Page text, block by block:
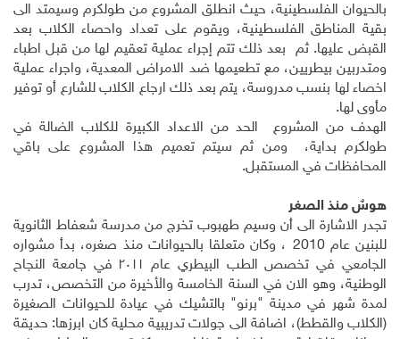
بالحيوان الفلسطينية، حيث انطلق المشروع من طولكرم وسيمتد الى
بقية المناطق الفلسطينية، ويقوم على تعداد واحصاء الكلاب بعد
القبض عليها. ثم بعد ذلك تتم إجراء عملية تعقيم لها من قبل اطباء
ومتدربين بيطريين، مع تطعيمها ضد الامراض المعدية، واجراء عملية
اخصاء لها بنسب مدروسة، يتم بعد ذلك ارجاع الكلاب للشارع أو توفير
مأوى لها.
الهدف من المشروع الحد من الاعداد الكبيرة للكلاب الضالة في
طولكرم بداية، ومن ثم سيتم تعميم هذا المشروع على باقي
المحافظات في المستقبل.
هوسٌ منذ الصغر
تجدر الاشارة الى أن وسيم طهبوب تخرج من مدرسة شعفاط الثانوية
للبنين عام 2010 ، وكان متعلقا بالحيوانات منذ صغره، بدأ مشواره
الجامعي في تخصص الطب البيطري عام ٢٠١١ في جامعة النجاح
الوطنية، وهو الان في السنة الخامسة والأخيرة من التخصص، تدرب
لمدة شهر في مدينة "برنو" بالتشيك في عيادة للحيوانات الصغيرة
(الكلاب والقطط)، اضافة الى جولات تدريبية محلية كان ابرزها: حديقة